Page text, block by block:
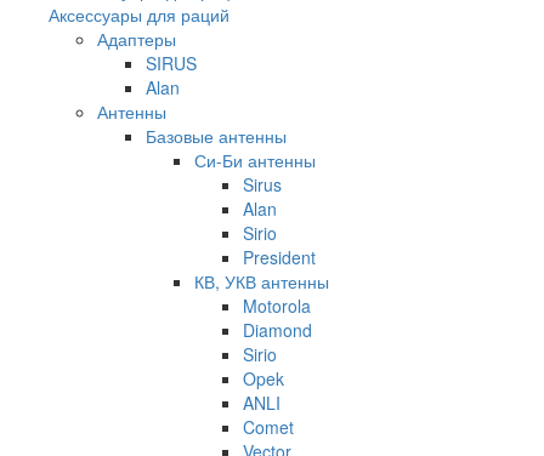
Аксессуары для раций
Адаптеры
SIRUS
Alan
Антенны
Базовые антенны
Си-Би антенны
Sirus
Alan
Sirio
President
КВ, УКВ антенны
Motorola
Diamond
Sirio
Opek
ANLI
Comet
Vector